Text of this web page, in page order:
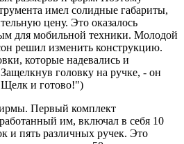
имел солидные габариты,
цену. Это оказалось
для мобильной техники. Молодой
решил изменить конструкцию.
которые надевались и
головку на ручке, - он
и готово!")
Первый комплект
им, включал в себя 10
и пять различных ручек. Это